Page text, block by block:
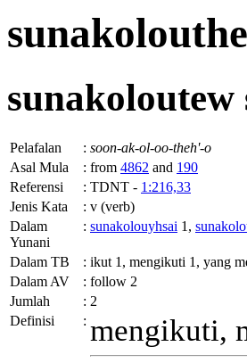
sunakoloutew
Pelafalan : soon-ak-ol-oo-theh'-o
Asal Mula
: from 4862 and 190
Referensi
: TDNT - 1:216,33
Jenis Kata
: v (verb)
Dalam
Yunani
: sunakolouyhsai 1,
Dalam TB : ikut 1, mengikuti 1, yang
Dalam AV
: follow 2
Jumlah
: 2
Definisi
: mengikuti,